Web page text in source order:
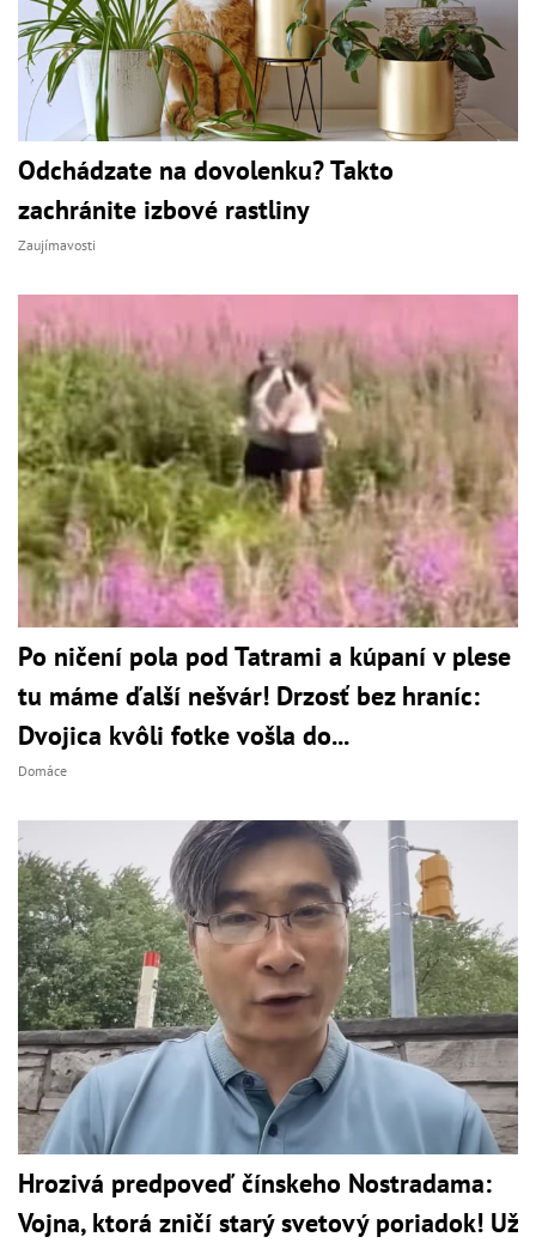
Odchádzate na dovolenku? Takto
zachránite izbové rastliny
Zaujímavosti
Po ničení pola pod Tatrami a kúpaní v plese
tu máme ďalší nešvár! Drzosť bez hraníc:
Dvojica kvôli fotke vošla do...
Domáce
Hrozivá predpoveď čínskeho Nostradama:
Vojna, ktorá zničí starý svetový poriadok! Už